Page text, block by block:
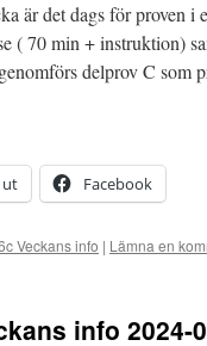
är det dags för proven i
( 70 min + instruktion)
delprov C
ut Facebook
Veckans info | Lämna en
info 2024-